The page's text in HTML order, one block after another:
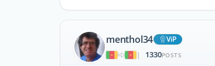
menthol34
ViP
|
1330POSTS